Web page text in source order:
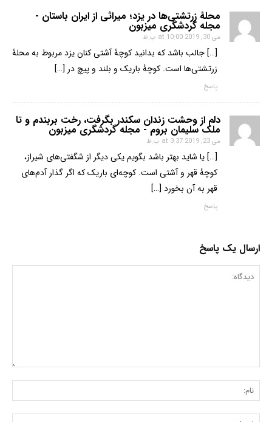
محلۀ زرتشتی‌ها در یزد؛ میراثی از ایران باستان -
مجله گردشگری میزبون
می 30, 2019 at 10:00 ب.ظ
[…] جالب باشد که بدانید کوچۀ آشتی کنان یزد مربوط به محلۀ
زرتشتی‌ها است. کوچۀ باریک و بلند و پیچ در […]
پاسخ
دلم از وحشت زندان سکندر بگرفت، رخت بربندم و تا
ملک سلیمان بروم - مجله گردشگری میزبون
می 23, 2019 at 3:37 ب.ظ
[…] یا شاید بهتر باشد بگویم یکی دیگر از شگفتی‌های شیراز،
کوچۀ قهر و آشتی است. کوچه‌ای باریک که اگر گذار آدم‌های
قهر به آن بخورد […]
پاسخ
ارسال یک پاسخ